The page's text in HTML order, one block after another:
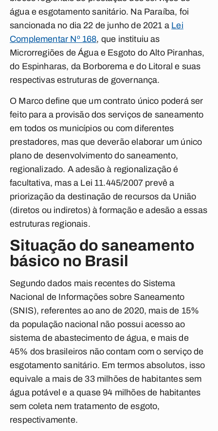
água e esgotamento sanitário. Na Paraíba, foi
sancionada no dia 22 de junho de 2021 a Lei
Complementar Nº 168, que instituiu as
Microrregiões de Água e Esgoto do Alto Piranhas,
do Espinharas, da Borborema e do Litoral e suas
respectivas estruturas de governança.
O Marco define que um contrato único poderá ser
feito para a provisão dos serviços de saneamento
em todos os municípios ou com diferentes
prestadores, mas que deverão elaborar um único
plano de desenvolvimento do saneamento,
regionalizado. A adesão à regionalização é
facultativa, mas a Lei 11.445/2007 prevê a
priorização da destinação de recursos da União
(diretos ou indiretos) à formação e adesão a essas
estruturas regionais.
Situação do saneamento
básico no Brasil
Segundo dados mais recentes do Sistema
Nacional de Informações sobre Saneamento
(SNIS), referentes ao ano de 2020, mais de 15%
da população nacional não possui acesso ao
sistema de abastecimento de água, e mais de
45% dos brasileiros não contam com o serviço de
esgotamento sanitário. Em termos absolutos, isso
equivale a mais de 33 milhões de habitantes sem
água potável e a quase 94 milhões de habitantes
sem coleta nem tratamento de esgoto,
respectivamente.